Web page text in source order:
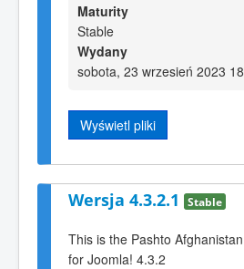
Maturity
Stable
Wydany
sobota, 23 wrzesień 2023
Wyświetl pliki
Wersja 4.3.2.1 Stable
This is the Pashto
for Joomla! 4.3.2